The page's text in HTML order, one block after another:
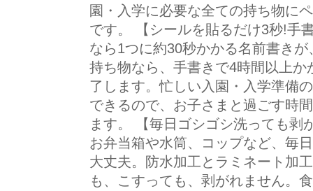
園・入学に必要な全ての持ち物に
です。 【シールを貼るだけ3秒!手
なら1つに約30秒かかる名前書き
持ち物なら、手書きで4時間以上
了します。忙しい入園・入学準備
できるので、お子さまと過ごす時
ます。 【毎日ゴシゴシ洗っても剥
お弁当箱や水筒、コップなど、毎
大丈夫。防水加工とラミネート加
も、こすっても、剥がれません。